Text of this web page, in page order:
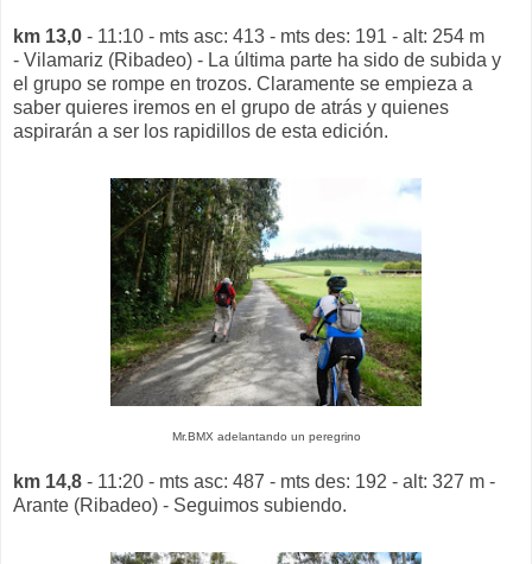
km 13,0 - 11:10 - mts asc: 413 - mts des: 191 - alt: 254 m
- Vilamariz (Ribadeo) - La última parte ha sido de subida y
el grupo se rompe en trozos. Claramente se empieza a
saber quieres iremos en el grupo de atrás y quienes
aspirarán a ser los rapidillos de esta edición.
Mr.BMX adelantando un peregrino
km 14,8 - 11:20 - mts asc: 487 - mts des: 192 - alt: 327 m -
Arante (Ribadeo) - Seguimos subiendo.